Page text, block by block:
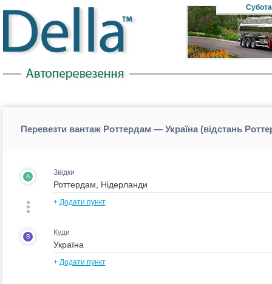
Субота
Перевезти вантаж Роттердам — Україна (відстань
A Звідки
+ Додати пункт
B Куди
+ Додати пункт